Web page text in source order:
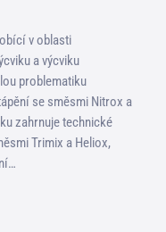
v oblasti
a výcviku
problematiku
se směsmi Nitrox a
zahrnuje technické
Trimix a Heliox,